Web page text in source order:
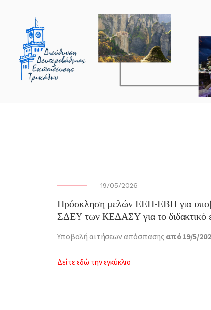
- 19/05/2026
Πρόσκληση μελών ΕΕΠ-ΕΒΠ για
ΣΔΕΥ των ΚΕΔΑΣΥ για το διδακτικό
Υποβολή αιτήσεων απόσπασης από 19/5/
Δείτε εδώ την εγκύκλιο